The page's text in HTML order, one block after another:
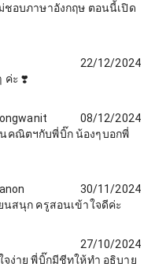
ชอบภาษาอังกฤษ ตอนนี้เปิด
22/12/2024
ค่ะ ❣️
08/12/2024
คณิตฯกับพี่บิ๊ก น้องๆบอกพี่
30/11/2024
นสนุก ครูสอนเข้าใจดีค่ะ
27/10/2024
จง่าย พี่บิ๊กมีชีทให้ทำ อธิบาย